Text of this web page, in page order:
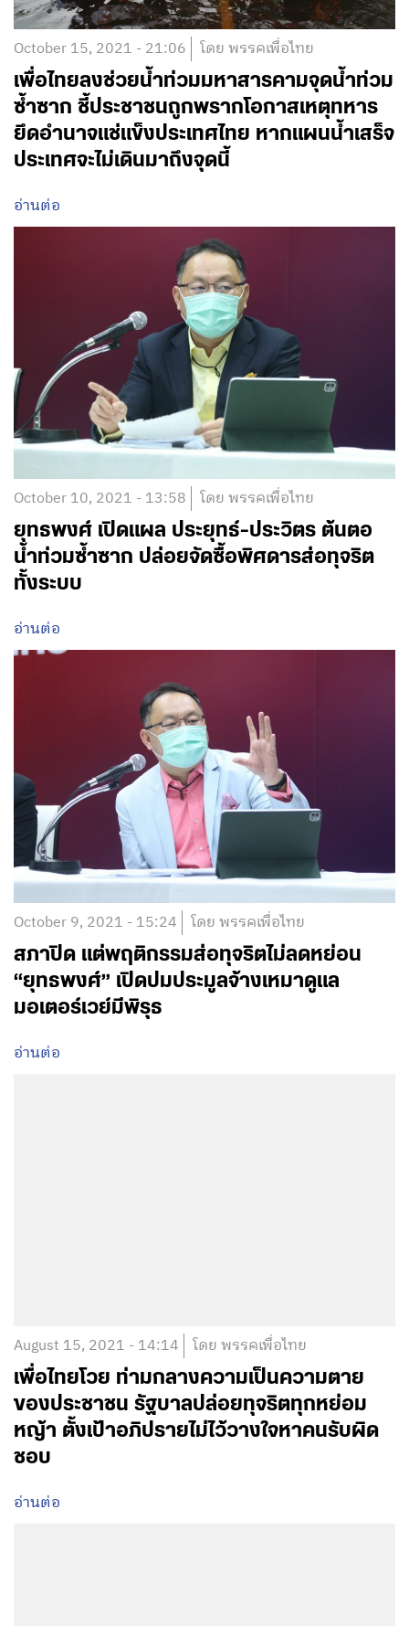
October 15, 2021 - 21:06 โดย พรรคเพื่อไทย
เพื่อไทยลงช่วยน้ำท่วมมหาสารคามจุดน้ำท่วม
ซ้ำซาก ชี้ประชาชนถูกพรากโอกาสเหตุทหาร
ยึดอำนาจแช่แข็งประเทศไทย หากแผนน้ำเสร็จ
ประเทศจะไม่เดินมาถึงจุดนี้
อ่านต่อ
October 10, 2021 - 13:58 โดย พรรคเพื่อไทย
ยุทธพงศ์ เปิดแผล ประยุทธ์-ประวิตร ต้นตอ
น้ำท่วมซ้ำซาก ปล่อยจัดซื้อพิศดารส่อทุจริต
ทั้งระบบ
อ่านต่อ
October 9, 2021 - 15:24 โดย พรรคเพื่อไทย
สภาปิด แต่พฤติกรรมส่อทุจริตไม่ลดหย่อน
“ยุทธพงศ์” เปิดปมประมูลจ้างเหมาดูแล
มอเตอร์เวย์มีพิรุธ
อ่านต่อ
August 15, 2021 - 14:14 โดย พรรคเพื่อไทย
เพื่อไทยโวย ท่ามกลางความเป็นความตาย
ของประชาชน รัฐบาลปล่อยทุจริตทุกหย่อม
หญ้า ตั้งเป้าอภิปรายไม่ไว้วางใจหาคนรับผิด
ชอบ
อ่านต่อ